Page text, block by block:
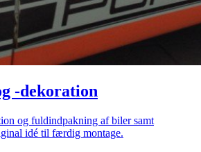
-dekoration
og fuldindpakning af biler samt
idé til færdig montage.